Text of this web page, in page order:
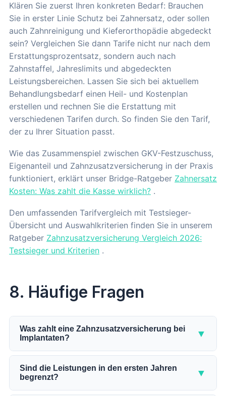
Klären Sie zuerst Ihren konkreten Bedarf: Brauchen
Sie in erster Linie Schutz bei Zahnersatz, oder sollen
auch Zahnreinigung und Kieferorthopädie abgedeckt
sein? Vergleichen Sie dann Tarife nicht nur nach dem
Erstattungsprozentsatz, sondern auch nach
Zahnstaffel, Jahreslimits und abgedeckten
Leistungsbereichen. Lassen Sie sich bei aktuellem
Behandlungsbedarf einen Heil- und Kostenplan
erstellen und rechnen Sie die Erstattung mit
verschiedenen Tarifen durch. So finden Sie den Tarif,
der zu Ihrer Situation passt.
Wie das Zusammenspiel zwischen GKV-Festzuschuss,
Eigenanteil und Zahnzusatzversicherung in der Praxis
funktioniert, erklärt unser Bridge-Ratgeber Zahnersatz
Kosten: Was zahlt die Kasse wirklich? .
Den umfassenden Tarifvergleich mit Testsieger-
Übersicht und Auswahlkriterien finden Sie in unserem
Ratgeber Zahnzusatzversicherung Vergleich 2026:
Testsieger und Kriterien .
8. Häufige Fragen
Was zahlt eine Zahnzusatzversicherung bei
Implantaten?
▼
Die Zahnzusatzversicherung übernimmt je nach
Tarif 75 bis 100 Prozent der Implantatkosten, die
nach dem GKV-Festzuschuss übrig bleiben. Die
GKV zahlt bei einem Implantat nur den Zuschuss für
Sind die Leistungen in den ersten Jahren
begrenzt?
▼